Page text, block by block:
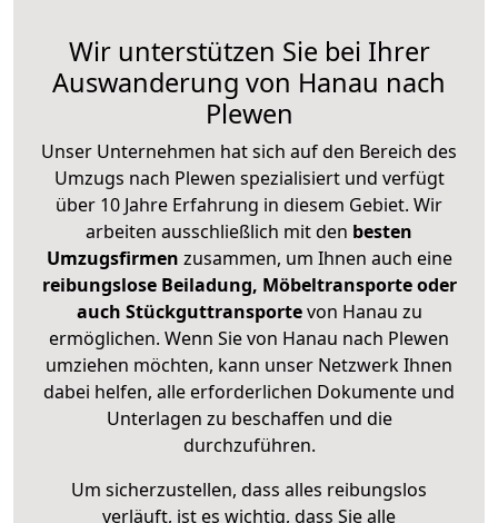
Wir unterstützen Sie bei Ihrer
Auswanderung von Hanau nach
Plewen
Unser Unternehmen hat sich auf den Bereich des
Umzugs nach Plewen spezialisiert und verfügt
über 10 Jahre Erfahrung in diesem Gebiet. Wir
arbeiten ausschließlich mit den besten
Umzugsfirmen zusammen, um Ihnen auch eine
reibungslose Beiladung, Möbeltransporte oder
auch Stückguttransportevon Hanau zu
ermöglichen. Wenn Sie von Hanau nach Plewen
umziehen möchten, kann unser Netzwerk Ihnen
dabei helfen, alle erforderlichen Dokumente und
Unterlagen zu beschaffen und die
durchzuführen.
Um sicherzustellen, dass alles reibungslos
verläuft, ist es wichtig, dass Sie alle